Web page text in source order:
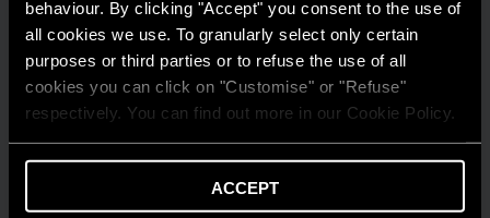
behaviour. By clicking "Accept" you consent to the use of
all cookies we use. To granularly select only certain
purposes or third parties or to refuse the use of all
cookies you can click on "Customise" or "Refuse"
respectively. You can find out more in our Cookie Policy.
ACCEPT
Prima aprindere a centralei termice în
condensare: cum funcționează? | Ariston
AFLĂ MAI MULTE